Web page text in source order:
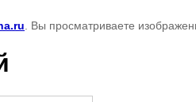
. Вы просматриваете